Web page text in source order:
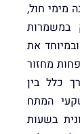
מימי חול,
במשמרות
את
מחזור
כלל בין
המתח
בשעות